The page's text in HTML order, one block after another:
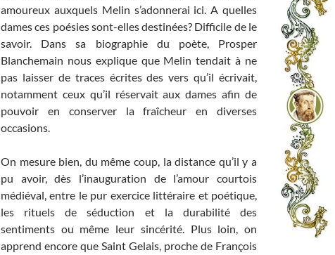
amoureux auxquels Melin s’adonnerai ici. A quelles
dames ces poésies sont-elles destinées? Difficile de le
savoir. Dans sa biographie du poète, Prosper
Blanchemain nous explique que Melin tendait à ne
pas laisser de traces écrites des vers qu’il écrivait,
notamment ceux qu’il réservait aux dames afin de
pouvoir en conserver la fraîcheur en diverses
occasions.
On mesure bien, du même coup, la distance qu’il y a
pu avoir, dès l’inauguration de l’amour courtois
médiéval, entre le pur exercice littéraire et poétique,
les rituels de séduction et la durabilité des
sentiments ou même leur sincérité. Plus loin, on
apprend encore que Saint Gelais, proche de François